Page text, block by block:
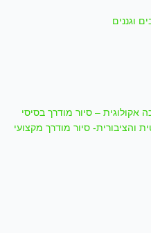
וגננים
אקולוגית – סיור מודרך בסיסי
והציבורית- סיור מודרך מקצועי